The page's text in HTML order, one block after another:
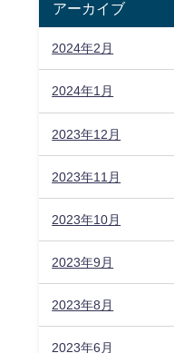
アーカイブ
2024年2月
2024年1月
2023年12月
2023年11月
2023年10月
2023年9月
2023年8月
2023年6月